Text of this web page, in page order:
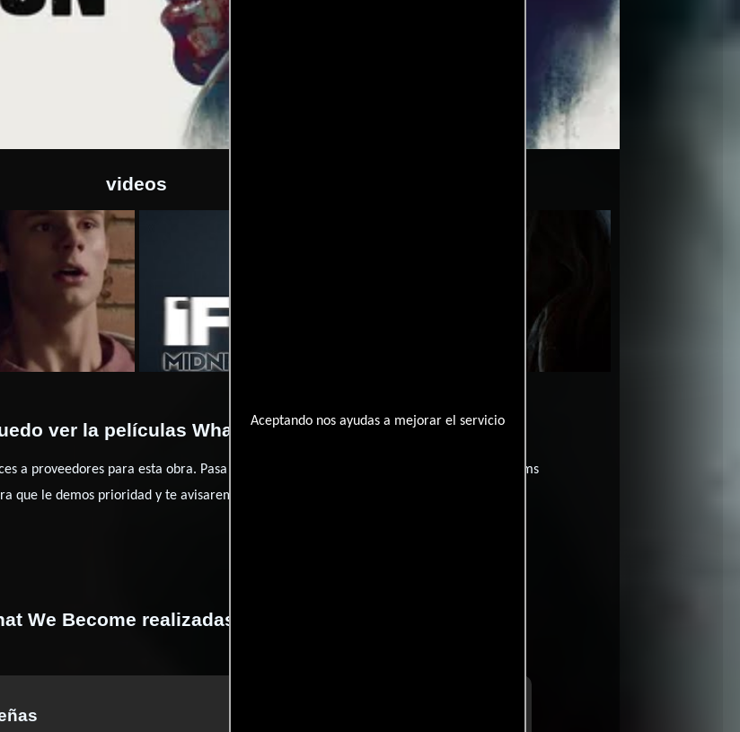
Aceptando nos ayudas a mejorar el servicio
videos
2015-10-13
ver la películas What We Become?
a proveedores para esta obra. Pasa por nuestro catálogo de
y encuentra films
que le demos prioridad y te avisaremos cuando se encuentre disponible
We Become realizadas por profesionales